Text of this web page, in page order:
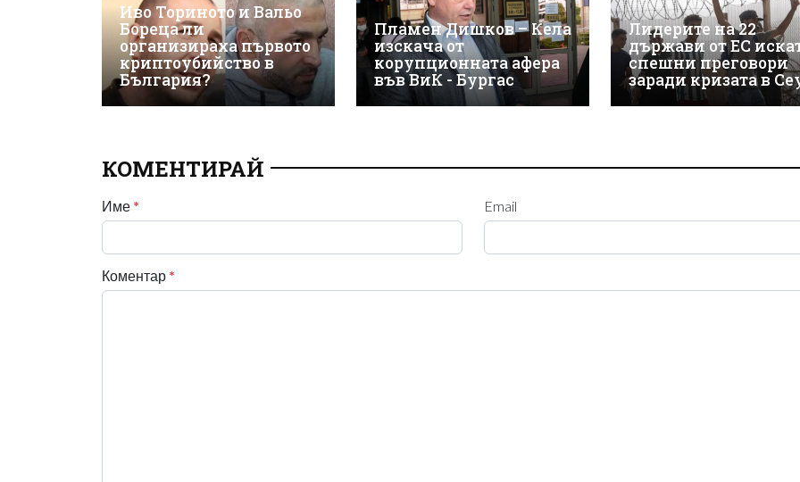
Иво Ториното и Вальо
Бореца ли
организираха първото
криптоубийство в
България?
Пламен Дишков – Кела
изскача от
корупционната афера
във ВиК - Бургас
Лидерите на 22
държави от ЕС
спешни преговори
заради кризата в
КОМЕНТИРАЙ
Име * Email
Коментар *